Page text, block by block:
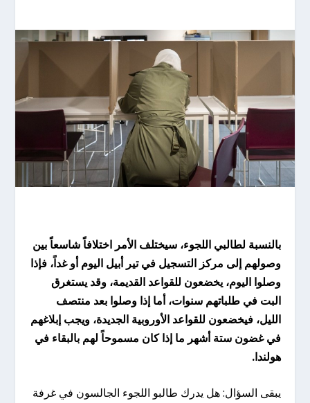
بالنسبة لطالبي اللجوء، سيختلف الأمر اختلافاً شاسعاً بين
وصولهم إلى مركز التسجيل في تير أبيل اليوم أو غداً، فإذا
وصلوا اليوم، يخضعون للقواعد القديمة، وقد يستغرق
البت في طلباتهم سنوات، أما إذا وصلوا بعد منتصف
الليل، فيخضعون للقواعد الأوروبية الجديدة، ويجب إبلاغهم
في غضون ستة أشهر ما إذا كان مسموحاً لهم بالبقاء في
هولندا.
يبقى السؤال: هل يدرك طالبو اللجوء الجالسون في غرفة